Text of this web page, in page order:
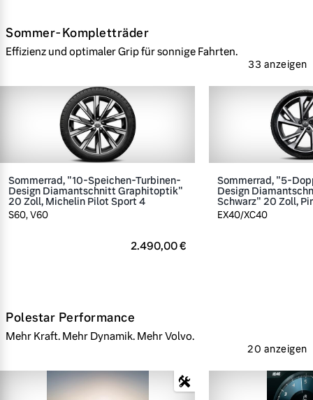
Sommer-Kompletträder
Effizienz und optimaler Grip für sonnige Fahrten.
33 anzeigen
Sommerrad, "10-Speichen-Turbinen-
Design Diamantschnitt Graphitoptik"
20 Zoll, Michelin Pilot Sport 4
S60, V60
2.490,00 €
Sommerrad, "5-
Design
Schwarz" 20 Zoll,
EX40/XC40
Polestar Performance
Mehr Kraft. Mehr Dynamik. Mehr Volvo.
20 anzeigen